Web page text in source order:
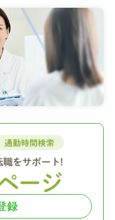
録